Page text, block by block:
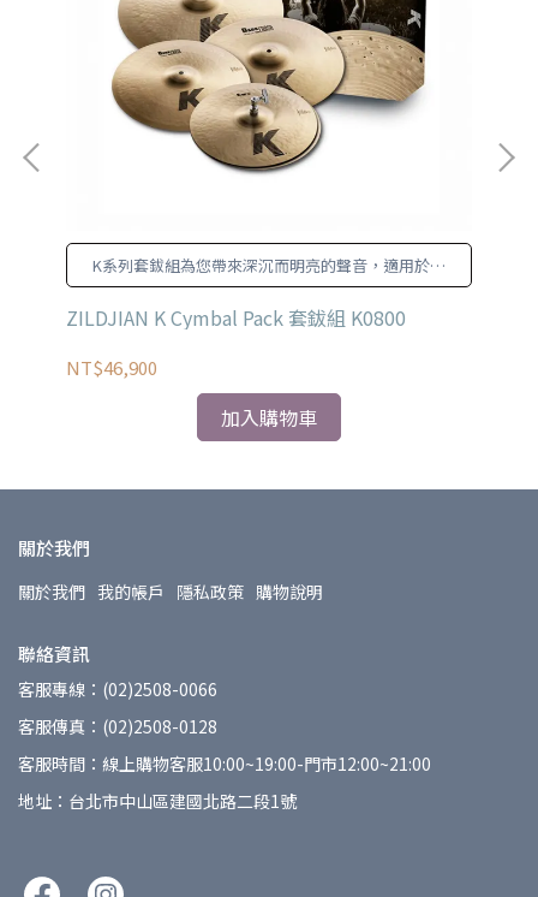
K系列套鈸組為您帶來深沉而明亮的聲音，適用於各
種風格。
ZILDJIAN K Cymbal Pack 套鈸組 K0800
NT$46,900
加入購物車
關於我們
關於我們 我的帳戶 隱私政策 購物說明
聯絡資訊
客服專線：(02)2508-0066
客服傳真：(02)2508-0128
客服時間：線上購物客服10:00~19:00-門市12:00~21:00
地址：台北市中山區建國北路二段1號